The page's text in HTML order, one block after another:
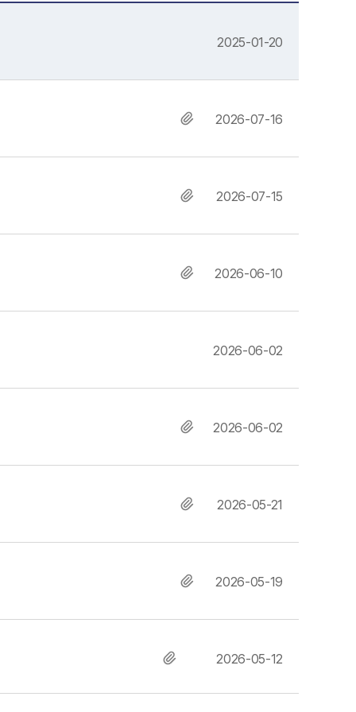
2025-01-20
2026-07-16
2026-07-15
2026-06-10
2026-06-02
2026-06-02
2026-05-21
2026-05-19
2026-05-12